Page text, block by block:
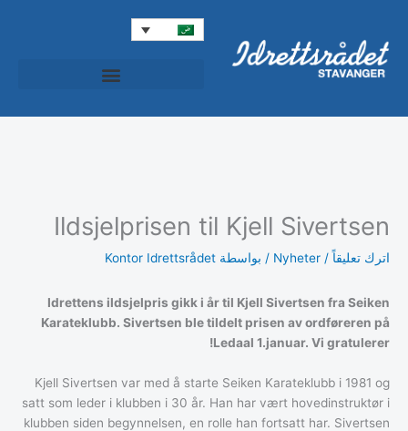
المحتوى
Ildsjelprisen til Kjell Sivertsen
اترك تعليقاً /
Nyheter / بواسطة Kontor Idrettsrådet
Idrettens ildsjelpris gikk i år til Kjell Sivertsen fra Seiken
Karateklubb. Sivertsen ble tildelt prisen av ordføreren på
Ledaal 1.januar. Vi gratulerer!
Kjell Sivertsen var med å starte Seiken Karateklubb i 1981 og
satt som leder i klubben i 30 år. Han har vært hovedinstruktør i
klubben siden begynnelsen, en rolle han fortsatt har. Sivertsen